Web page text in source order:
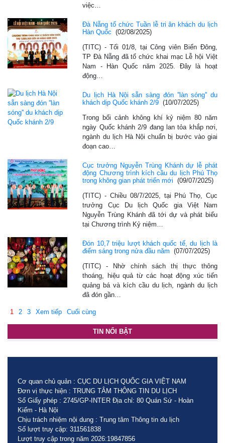
việc…
Đà Nẵng tổ chức Tuần lễ tri ân khách du lịch
Hàn Quốc
(02/08/2025)
(TITC) - Tối 01/8, tại Công viên Biển Đông,
TP Đà Nẵng đã tổ chức khai mạc Lễ hội Việt
Nam - Hàn Quốc năm 2025. Đây là hoạt
động…
Du lịch Hà Nội sẵn sàng đón ''làn sóng'' du
khách dịp Quốc khánh 2/9 (10/07/2025)
Trong bối cảnh không khí kỷ niệm 80 năm
ngày Quốc khánh 2/9 đang lan tỏa khắp nơi,
ngành du lịch Hà Nội chuẩn bị bước vào giai
đoạn cao…
Cục trưởng Nguyễn Trùng Khánh dự lễ phát
động Chương trình kích cầu du lịch Phú Thọ
trong không gian phát triển mới
(09/07/2025)
(TITC) - Chiều 08/7/2025, tại Phú Thọ, Cục
trưởng Cục Du lịch Quốc gia Việt Nam
Nguyễn Trùng Khánh đã tới dự và phát biểu
tại Chương trình Kỷ niệm…
Đón 10,7 triệu lượt khách quốc tế, du lịch là
điểm sáng trong nửa đầu năm
(07/07/2025)
(TITC) - Nhờ chính sách thị thực thông
thoáng, hiệu quả từ các hoạt động xúc tiến
quảng bá và kích cầu du lịch, ngành du lịch
đã đón gần…
1 2 3 Xem tiếp Cuối cùng
TIN NỔI BẬT
Cơ quan chủ quản : CỤC DU LỊCH QUỐC GIA VIỆT NAM
Đơn vị thực hiện : TRUNG TÂM THÔNG TIN DU LỊCH
Số Giấy phép : 2745/GP-INTER Địa chỉ: 80 Quán Sứ - Hoàn
Kiếm - Hà Nội
Chịu trách nhiệm nội dung : Trung tâm Thông tin du lịch
Số lượt truy cập: 311561838
Lượt truy cập trong năm 2026:19847856